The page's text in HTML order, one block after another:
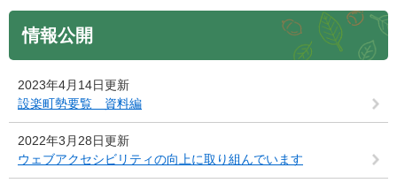
情報公開
2023年4月14日更新
設楽町勢要覧 資料編
2022年3月28日更新
ウェブアクセシビリティの向上に取り組んでいます